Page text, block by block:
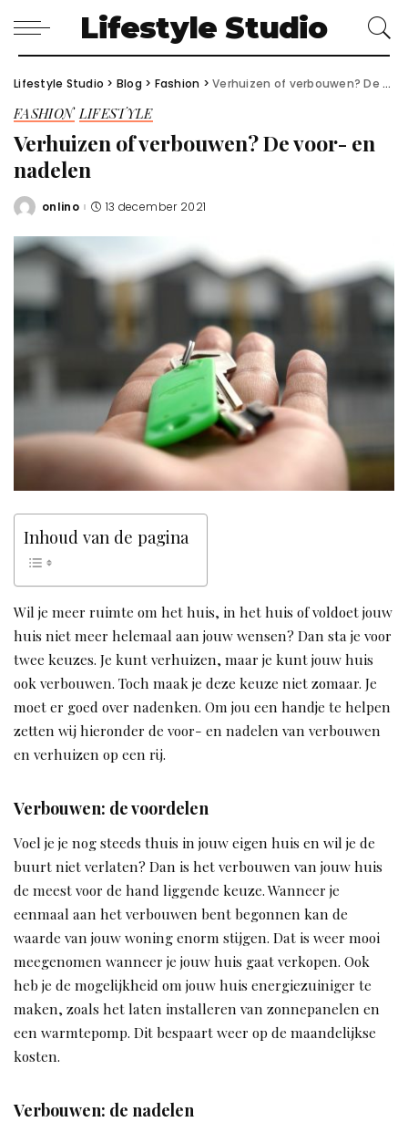
Lifestyle Studio
Lifestyle Studio > Blog > Fashion >Verhuizen of verbouwen? De voor- en nadelen
FASHION LIFESTYLE
Verhuizen of verbouwen? De voor- en
nadelen
Posted
onlino 13 december 2021
Inhoud van de pagina
Wil je meer ruimte om het huis, in het huis of voldoet jouw
huis niet meer helemaal aan jouw wensen? Dan sta je voor
twee keuzes. Je kunt verhuizen, maar je kunt jouw huis
ook verbouwen. Toch maak je deze keuze niet zomaar. Je
moet er goed over nadenken. Om jou een handje te helpen
zetten wij hieronder de voor- en nadelen van verbouwen
en verhuizen op een rij.
Verbouwen: de voordelen
Voel je je nog steeds thuis in jouw eigen huis en wil je de
buurt niet verlaten? Dan is het verbouwen van jouw huis
de meest voor de hand liggende keuze. Wanneer je
eenmaal aan het verbouwen bent begonnen kan de
waarde van jouw woning enorm stijgen. Dat is weer mooi
meegenomen wanneer je jouw huis gaat verkopen. Ook
heb je de mogelijkheid om jouw huis energiezuiniger te
maken, zoals het laten installeren van zonnepanelen en
een warmtepomp. Dit bespaart weer op de maandelijkse
kosten.
Verbouwen: de nadelen